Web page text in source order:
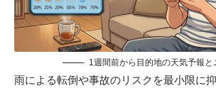
1週間前から目的地の天気予報と
雨による転倒や事故のリスクを最小限に